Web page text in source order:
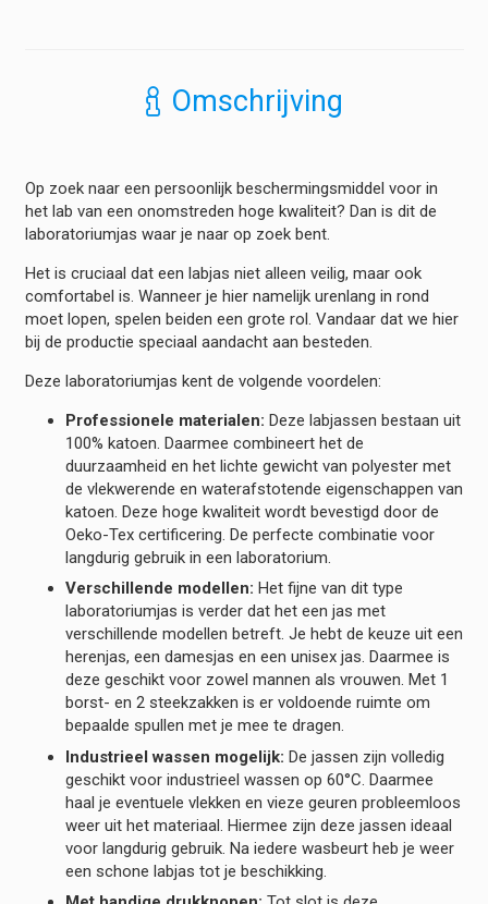
Omschrijving
Op zoek naar een persoonlijk beschermingsmiddel voor in
het lab van een onomstreden hoge kwaliteit? Dan is dit de
laboratoriumjas waar je naar op zoek bent.
Het is cruciaal dat een labjas niet alleen veilig, maar ook
comfortabel is. Wanneer je hier namelijk urenlang in rond
moet lopen, spelen beiden een grote rol. Vandaar dat we hier
bij de productie speciaal aandacht aan besteden.
Deze laboratoriumjas kent de volgende voordelen:
Professionele materialen: Deze labjassen bestaan uit
100% katoen. Daarmee combineert het de
duurzaamheid en het lichte gewicht van polyester met
de vlekwerende en waterafstotende eigenschappen van
katoen. Deze hoge kwaliteit wordt bevestigd door de
Oeko-Tex certificering. De perfecte combinatie voor
langdurig gebruik in een laboratorium.
Verschillende modellen: Het fijne van dit type
laboratoriumjas is verder dat het een jas met
verschillende modellen betreft. Je hebt de keuze uit een
herenjas, een damesjas en een unisex jas. Daarmee is
deze geschikt voor zowel mannen als vrouwen. Met 1
borst- en 2 steekzakken is er voldoende ruimte om
bepaalde spullen met je mee te dragen.
Industrieel wassen mogelijk: De jassen zijn volledig
geschikt voor industrieel wassen op 60°C. Daarmee
haal je eventuele vlekken en vieze geuren probleemloos
weer uit het materiaal. Hiermee zijn deze jassen ideaal
voor langdurig gebruik. Na iedere wasbeurt heb je weer
een schone labjas tot je beschikking.